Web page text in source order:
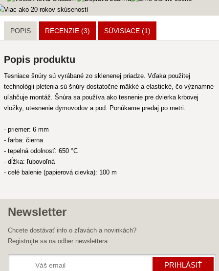
POPIS RECENZIE (3) SÚVISIACE (1)
Popis produktu
Tesniace šnúry sú vyrábané zo sklenenej priadze. Vďaka použitej
technológii pletenia sú šnúry dostatočne mäkké a elastické, čo významne
uľahčuje montáž. Šnúra sa používa ako tesnenie pre dvierka krbovej
vložky, utesnenie dymovodov a pod. Ponúkame predaj po metri.
- priemer: 6 mm
- farba: čierna
- tepelná odolnosť: 650 °C
- dĺžka: ľubovoľná
- celé balenie (papierová cievka): 100 m
Newsletter
Chcete dostávať info o zľavách a novinkách?
Registrujte sa na odber newslettera.
PRIHLÁSIŤ